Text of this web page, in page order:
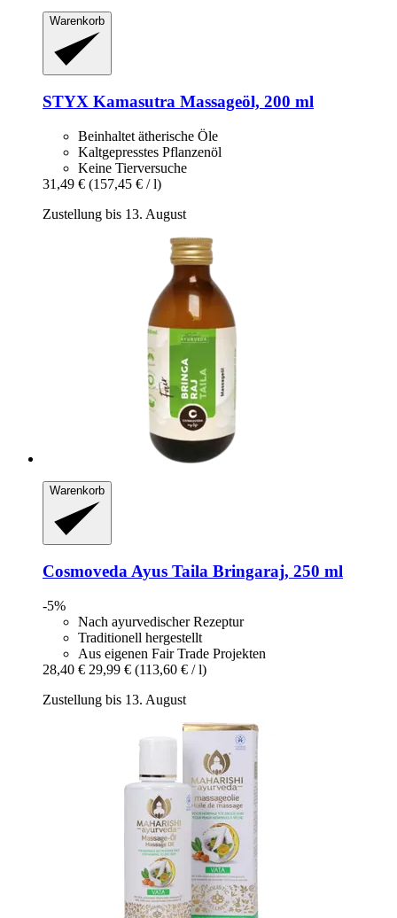
Warenkorb
STYX Kamasutra Massageöl, 200 ml
Beinhaltet ätherische Öle
Kaltgepresstes Pflanzenöl
Keine Tierversuche
31,49 € (157,45 € / l)
Zustellung bis 13. August
Warenkorb
Cosmoveda Ayus Taila Bringaraj, 250 ml
-5%
Nach ayurvedischer Rezeptur
Traditionell hergestellt
Aus eigenen Fair Trade Projekten
28,40 € 29,99 € (113,60 € / l)
Zustellung bis 13. August